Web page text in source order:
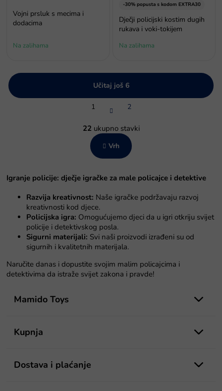
Vojni prsluk s mecima i
dodacima
Na zalihama
-30% popusta s kodom EXTRA30
Dječji policijski kostim dugih
rukava i voki-tokijem
Na zalihama
o
t
r
l
l
s
t
a
n
j
a
Učitaj još 6
P
a
i
n
a
i
a
1 2
22 ukupno stavki
Vrh
Igranje policije: dječje igračke za male policajce i detektive
Razvija kreativnost: Naše igračke podržavaju razvoj
kreativnosti kod djece.
Policijska igra: Omogućujemo djeci da u igri otkriju svijet
policije i detektivskog posla.
Sigurni materijali: Svi naši proizvodi izrađeni su od
sigurnih i kvalitetnih materijala.
Naručite danas i dopustite svojim malim policajcima i
detektivima da istraže svijet zakona i pravde!
Mamido Toys
Kupnja
Dostava i plaćanje